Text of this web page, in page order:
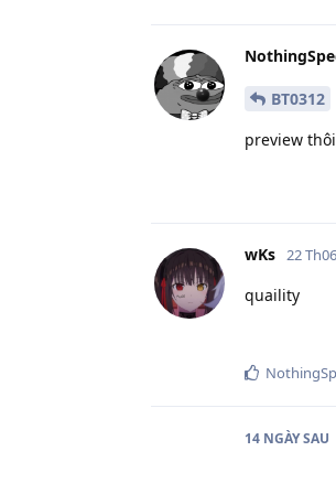
BT0312
preview
wKs 22
quaility
14 NGÀYSAU